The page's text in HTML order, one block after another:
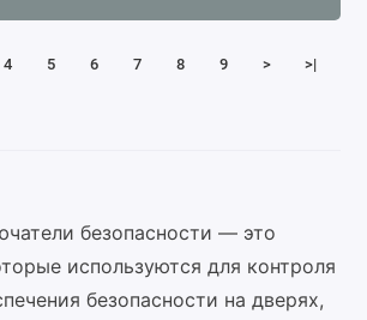
4 5 6 7 8 9 > >|
безопасности — это
используются для контроля
безопасности на дверях,